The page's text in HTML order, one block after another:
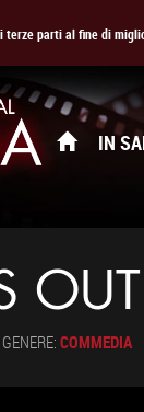
parti al fine di
IN
OUT
GENERE: COMMEDIA